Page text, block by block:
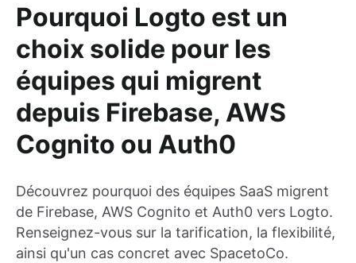
Pourquoi Logto est un
choix solide pour les
équipes qui migrent
depuis Firebase, AWS
Cognito ou Auth0
Découvrez pourquoi des équipes SaaS migrent
de Firebase, AWS Cognito et Auth0 vers Logto.
Renseignez-vous sur la tarification, la flexibilité,
ainsi qu'un cas concret avec SpacetoCo.